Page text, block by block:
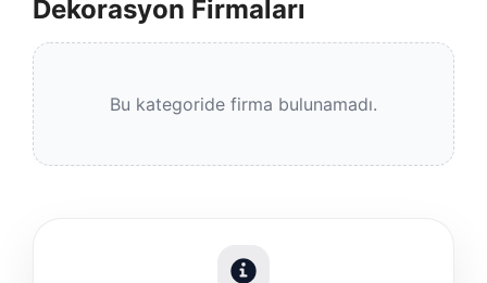
Dekorasyon Firmaları
Bu kategoride firma bulunamadı.